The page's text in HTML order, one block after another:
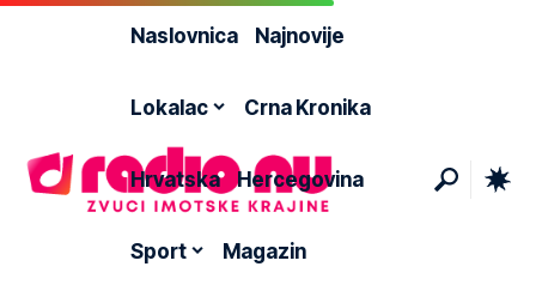
Naslovnica Najnovije
Lokalac Crna Kronika
Hrvatska Hercegovina
Sport Magazin